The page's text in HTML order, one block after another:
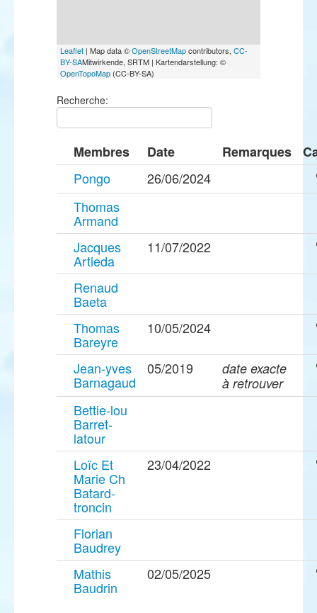
Leaflet | Map data ©OpenStreetMapcontributors, CC-
BY-SAMitwirkende, SRTM | Kartendarstellung: ©
OpenTopoMap (CC-BY-SA)
Recherche:
Membres Date Remarques
Pongo
26/06/2024
Thomas
Armand
Jacques
Artieda
11/07/2022
Renaud
Baeta
Thomas
Bareyre
10/05/2024
Jean-yves
Barnagaud
05/2019
date exacte
à retrouver
Bettie-lou
Barret-
latour
Loïc Et
Marie Ch
Batard-
troncin
23/04/2022
Florian
Baudrey
Mathis
Baudrin
02/05/2025